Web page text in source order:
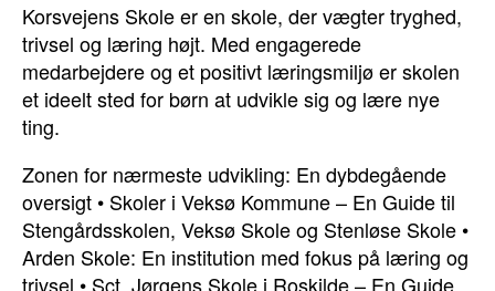
Korsvejens Skole er en skole, der vægter tryghed,
trivsel og læring højt. Med engagerede
medarbejdere og et positivt læringsmiljø er skolen
et ideelt sted for børn at udvikle sig og lære nye
ting.
Zonen for nærmeste udvikling: En dybdegående
oversigt • Skoler i Veksø Kommune – En Guide til
Stengårdsskolen, Veksø Skole og Stenløse Skole •
Arden Skole: En institution med fokus på læring og
trivsel • Sct. Jørgens Skole i Roskilde – En Guide